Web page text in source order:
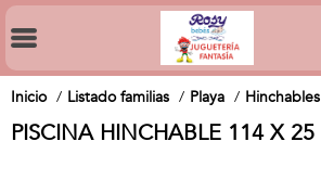
Inicio Listado familias Playa Hinchables
PISCINA HINCHABLE 114 X 25